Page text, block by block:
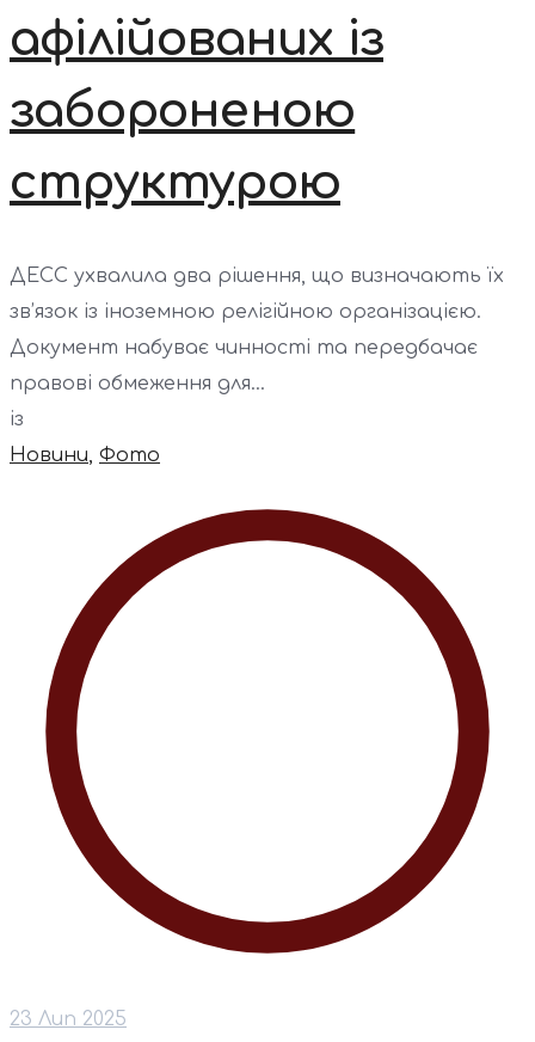
афілійованих із
забороненою
структурою
ДЕСС ухвалила два рішення, що визначають їх
зв’язок із іноземною релігійною організацією.
Документ набуває чинності та передбачає
правові обмеження для...
із
Новини, Фото
23 Лип 2025